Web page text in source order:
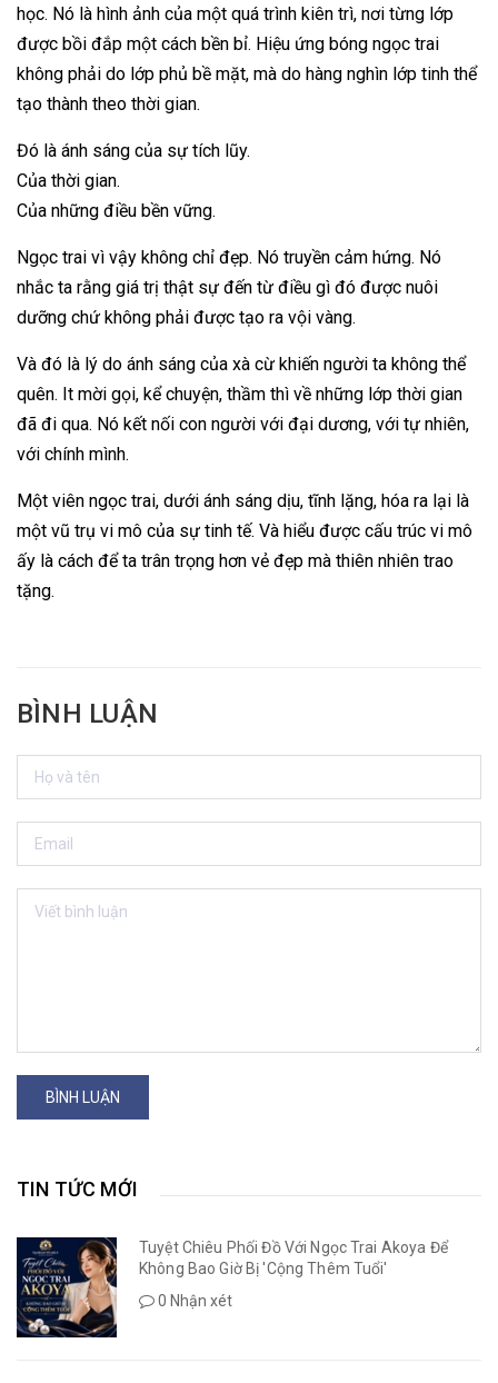
học. Nó là hình ảnh của một quá trình kiên trì, nơi từng lớp
được bồi đắp một cách bền bỉ. Hiệu ứng bóng ngọc trai
không phải do lớp phủ bề mặt, mà do hàng nghìn lớp tinh thể
tạo thành theo thời gian.
Đó là ánh sáng của sự tích lũy.
Của thời gian.
Của những điều bền vững.
Ngọc trai vì vậy không chỉ đẹp. Nó truyền cảm hứng. Nó
nhắc ta rằng giá trị thật sự đến từ điều gì đó được nuôi
dưỡng chứ không phải được tạo ra vội vàng.
Và đó là lý do ánh sáng của xà cừ khiến người ta không thể
quên. It mời gọi, kể chuyện, thầm thì về những lớp thời gian
đã đi qua. Nó kết nối con người với đại dương, với tự nhiên,
với chính mình.
Một viên ngọc trai, dưới ánh sáng dịu, tĩnh lặng, hóa ra lại là
một vũ trụ vi mô của sự tinh tế. Và hiểu được cấu trúc vi mô
ấy là cách để ta trân trọng hơn vẻ đẹp mà thiên nhiên trao
tặng.
BÌNH LUẬN
BÌNH LUẬN
TIN TỨC MỚI
Tuyệt Chiêu Phối Đồ Với Ngọc Trai Akoya Để
Không Bao Giờ Bị 'Cộng Thêm Tuổi'
0 Nhận xét